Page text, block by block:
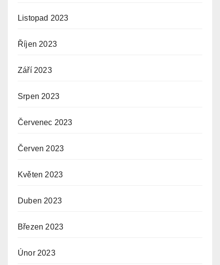
Listopad 2023
Říjen 2023
Září 2023
Srpen 2023
Červenec 2023
Červen 2023
Květen 2023
Duben 2023
Březen 2023
Únor 2023